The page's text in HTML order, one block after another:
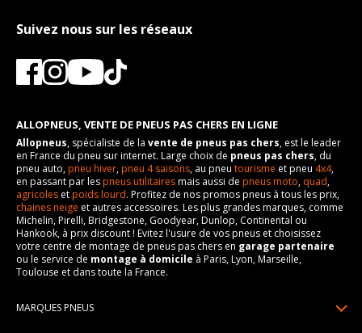
Suivez nous sur les réseaux
ALLOPNEUS, VENTE DE PNEUS PAS CHERS EN LIGNE
Allopneus, spécialiste de la vente de pneus pas chers, est le leader
en France du pneu sur internet. Large choix de pneus pas chers, du
pneu auto,pneu hiver,pneu 4 saisons, au pneu tourisme et pneu 4x4,
en passant par lespneus utilitairesmais aussi de pneus moto, quad,
agricoles etpoids lourd. Profitez de nos promos pneus à tous les prix,
chaines neige et autres accessoires. Les plus grandes marques, comme
Michelin, Pirelli, Bridgestone, Goodyear, Dunlop, Continental ou
Hankook, à prix discount ! Evitez l'usure de vos pneus et choisissez
votre centre de montage de pneus pas chers en garage partenaire
ou le service de montage à domicile à Paris, Lyon, Marseille,
Toulouse et dans toute la France.
MARQUES PNEUS